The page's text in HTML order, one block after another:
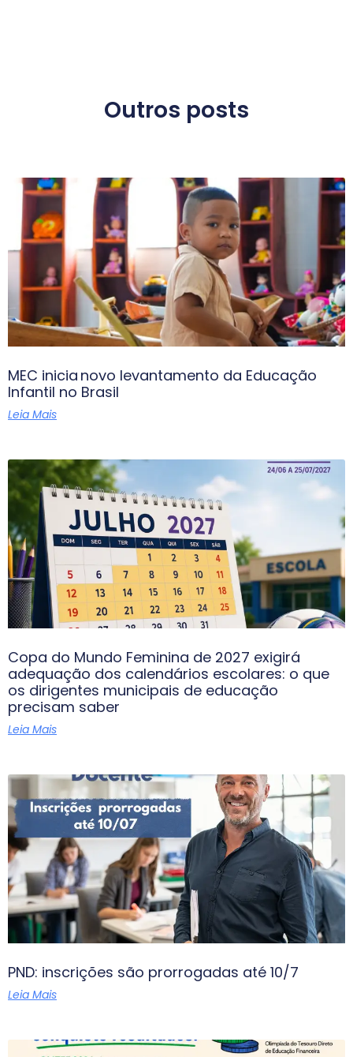
Outros posts
MEC inicia novo levantamento da Educação
Infantil no Brasil
Leia Mais
Copa do Mundo Feminina de 2027 exigirá
adequação dos calendários escolares: o que
os dirigentes municipais de educação
precisam saber
Leia Mais
PND: inscrições são prorrogadas até 10/7
Leia Mais